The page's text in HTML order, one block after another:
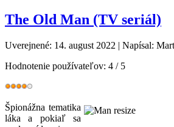
The Old Man (TV seriál)
Uverejnené: 14. august 2022 | Napísal:
Hodnotenie používateľov: 4 / 5
Špionážna tematika
láka a pokiaľ sa